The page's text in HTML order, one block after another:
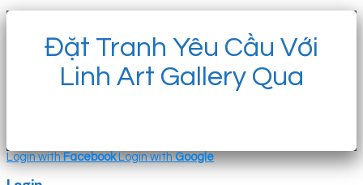
Đặt Tranh Yêu Cầu Với
Linh Art Gallery Qua
Login withFacebook Login withGoogle